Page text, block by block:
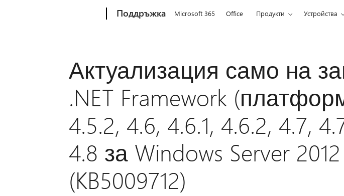
Поддръжка Microsoft 365 Office Продукти Устройства
Актуализация само на
.NET Framework
4.5.2, 4.6, 4.6.1, 4.6.2, 4.7,
4.8 за Windows Server 2012
(KB5009712)